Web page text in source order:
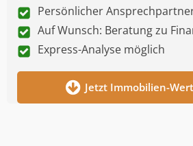
Persönlicher
Auf Wunsch: Beratung zu
Express-Analyse möglich
Jetzt Immobilien-